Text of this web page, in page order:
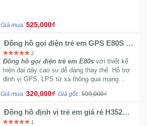
Giá mua: 525,000₫
Đồng hồ gọi điện trẻ em GPS E80S N
Original có tiếng Việt (Màu Hồng Tím)
2
Đồng hồ gọi điện trẻ em E80s với thiết kế
hiện đại dây cao su dễ dàng thay thế. Hỗ trợ
định vị GPS, LPS từ xa thông qua mạng
cảnh báo
Giá mua: 320,000₫ Giá gốc: 599,000₫
Đồng hồ định vị trẻ em giá rẻ H352
tiếng Việt hỗ trợ nghe gọi (y7)
1